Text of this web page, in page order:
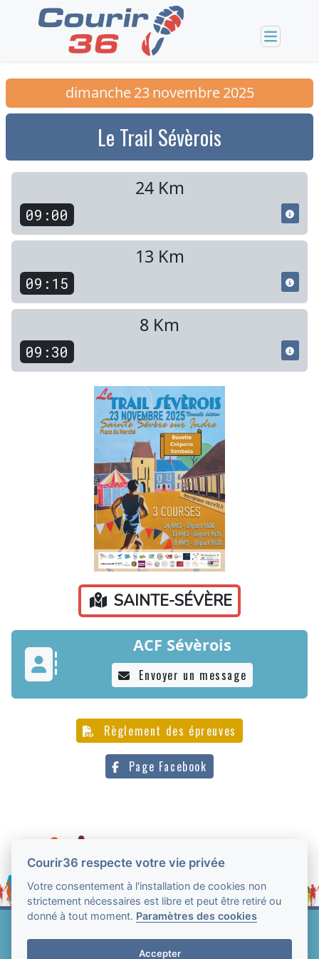
dimanche 23 novembre 2025
Le Trail Sévèrois
24 Km
09:00
13 Km
09:15
8 Km
09:30
SAINTE-SÉVÈRE
ACF Sévèrois
Envoyer un message
Règlement des épreuves
Page Facebook
2004-2026
Courir36 respecte votre vie privée
Votre consentement à l'installation de cookies non
strictement nécessaires est libre et peut être retiré ou
donné à tout moment. Paramètres des cookies
Accepter